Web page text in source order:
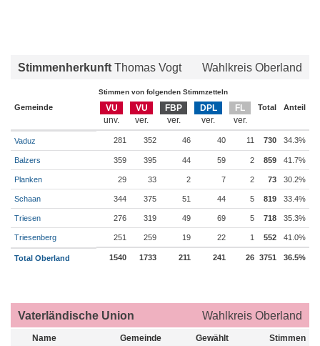
Stimmenherkunft Thomas Vogt Wahlkreis Oberland
Stimmen von folgenden Stimmzetteln
Gemeinde VU VU FBP DPL FL Total Anteil
Vaduz 281 352 46 40 11 730 34.3%
Balzers 359 395 44 59 2 859 41.7%
Planken 29 33 2 7 2 73 30.2%
Schaan 344 375 51 44 5 819 33.4%
Triesen 276 319 49 69 5 718 35.3%
Triesenberg 251 259 19 22 1 552 41.0%
Total Oberland 1540 1733 211 241 26 3751 36.5%
Vaterländische Union Wahlkreis Oberland
Name Gemeinde Gewählt Stimmen